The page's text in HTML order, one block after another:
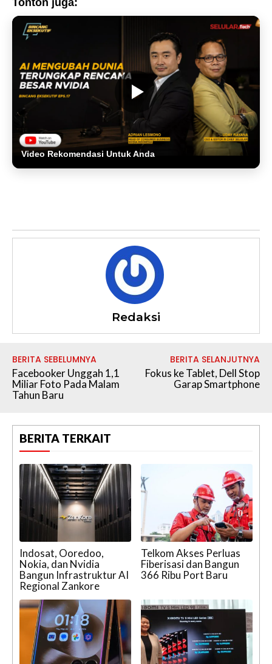
Tonton juga:
Video Rekomendasi Untuk Anda
Redaksi
BERITA SEBELUMNYA
Facebooker Unggah 1,1
Miliar Foto Pada Malam
Tahun Baru
BERITA SELANJUTNYA
Fokus ke Tablet, Dell Stop
Garap Smartphone
BERITA TERKAIT
Indosat, Ooredoo,
Nokia, dan Nvidia
Bangun Infrastruktur AI
Regional Zankore
Telkom Akses Perluas
Fiberisasi dan Bangun
366 Ribu Port Baru